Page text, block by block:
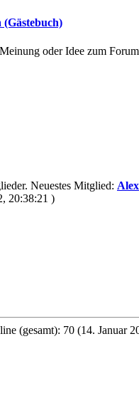
oder Idee zum
Neuestes Mitglied: Alex
20:38:21 )
(gesamt): 70 (14. Januar